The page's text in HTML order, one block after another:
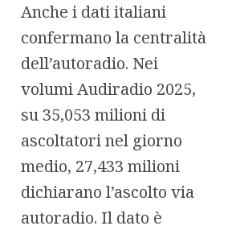
Anche i dati italiani
confermano la centralità
dell’autoradio. Nei
volumi Audiradio 2025,
su 35,053 milioni di
ascoltatori nel giorno
medio, 27,433 milioni
dichiarano l’ascolto via
autoradio. Il dato è